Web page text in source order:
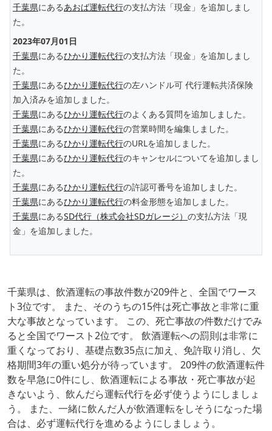
千葉県にあるあおば運転代行の支払方法「現金」を追加しまし
た。
2023年07月01日
千葉県にあるひかり運転代行の支払方法「現金」を追加しまし
た。
千葉県にあるひかり運転代行の左ハンドル可 代行運転共済保険
加入済みを追加しました。
千葉県にあるひかり運転代行のよくある質問を追加しました。
千葉県にあるひかり運転代行の営業時間を編集しました。
千葉県にあるひかり運転代行のURLを追加しました。
千葉県にあるひかり運転代行のキャンセルについてを追加しまし
た。
千葉県にあるひかり運転代行の許認可番号を追加しました。
千葉県にあるひかり運転代行の料金形態を追加しました。
千葉県にあるSD代行（株式会社SDガレージ） の支払方法「現
金」を追加しました。
千葉県は、飲酒運転の事故件数が209件と、全国でワース
ト3位です。 また、そのうちの15件は死亡事故と非常に重
大な事故となっています。 この、死亡事故の件数だけでみ
ると全国でワースト2位です。 飲酒運転への罰則は非常に
重くなっており、基礎点数35点に加え、免許取り消し、欠
格期間3年の重い処分が待っています。 209件の飲酒運転件
数を早急に0件にし、飲酒運転による事故・死亡事故が起
きないよう、飲んだら運転代行を必ず使うようにしましょ
う。 また、一緒に飲んだ人が飲酒運転をしそうになった場
合は、必ず運転代行を進めるようにしましょう。